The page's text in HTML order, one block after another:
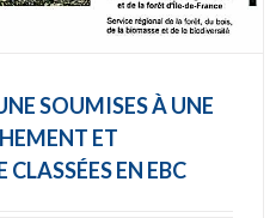
SOUMISES À UNE
ET
CLASSÉES EN EBC